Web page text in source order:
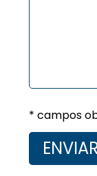
* campos